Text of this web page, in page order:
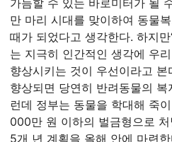
가늠할 수 있는 바로미터가 될
만 마리 시대를 맞이하여 동물
때가 되었다고 생각한다. 하지만
는 지극히 인간적인 생각에 우
향상시키는 것이 우선이라고
향상되면 당연히 반려동물의
런데 정부는 동물을 학대해 죽
000만 원 이하의 벌금형으로
5개 년 계획을 올해 안에 마련